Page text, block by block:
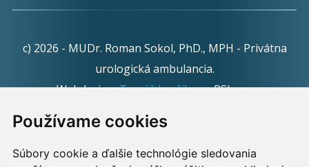
Používame cookies
Súbory cookie a ďalšie technológie sledovania
c) 2026 - MUDr. Roman Sokol, PhD., MPH - Privátna
urologická ambulancia.
Webdesign:Tomáš Levčíkpre RSbros.
Informačná povinnosť -Ochrana osobných údajov v
podmienkach prevádzkovateľa.